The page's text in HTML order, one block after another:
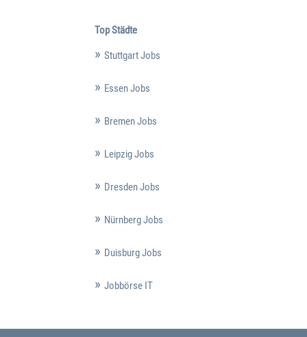
Top Städte
Stuttgart Jobs
Essen Jobs
Bremen Jobs
Leipzig Jobs
Dresden Jobs
Nürnberg Jobs
Duisburg Jobs
Jobbörse IT